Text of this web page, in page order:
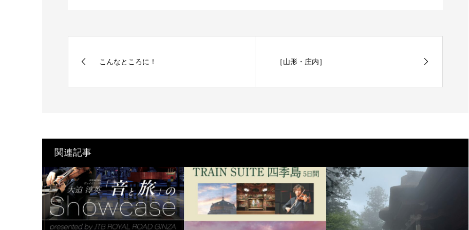
こんなところに！ ［山形・庄内］
関連記事